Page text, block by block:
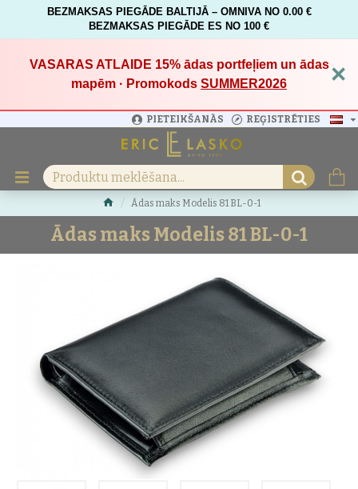
BEZMAKSAS PIEGĀDE BALTIJĀ – OMNIVA NO 0.00 €
BEZMAKSAS PIEGĀDE ES NO 100 €
VASARAS ATLAIDE 15%ādas portfeļiem un ādas
mapēm · Promokods SUMMER2026 ×
PIETEIKŠANĀS REĢISTRĒTIES
Ādas maks Modelis 81 BL-0-1
Ādas maks Modelis 81 BL-0-1